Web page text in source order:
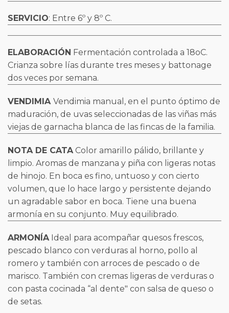
SERVICIO: Entre 6º y 8º C.
ELABORACIÓN Fermentación controlada a 18oC.
Crianza sobre lías durante tres meses y battonage
dos veces por semana.
VENDIMIA Vendimia manual, en el punto óptimo de
maduración, de uvas seleccionadas de las viñas más
viejas de garnacha blanca de las fincas de la familia.
NOTA DE CATA Color amarillo pálido, brillante y
limpio. Aromas de manzana y piña con ligeras notas
de hinojo. En boca es fino, untuoso y con cierto
volumen, que lo hace largo y persistente dejando
un agradable sabor en boca. Tiene una buena
armonía en su conjunto. Muy equilibrado.
ARMONÍA Ideal para acompañar quesos frescos,
pescado blanco con verduras al horno, pollo al
romero y también con arroces de pescado o de
marisco. También con cremas ligeras de verduras o
con pasta cocinada “al dente" con salsa de queso o
de setas.